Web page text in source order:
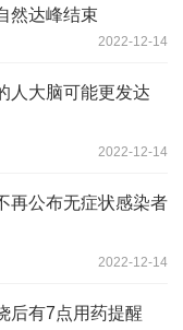
然达峰结束
2022-12-14
人大脑可能更发达
2022-12-14
再公布无症状感染者
2022-12-14
后有7点用药提醒